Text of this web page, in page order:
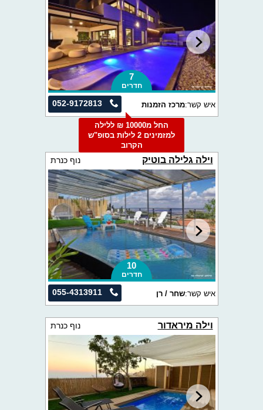
7
חדרים
052-9172813 איש קשר:מרכז הזמנות
החל מ10000 ₪ ללילה
למזמינים 2 לילות בסופ"ש
הקרוב
וילה גלילה בוטיק נוף כנרת
10
חדרים
055-4313911 איש קשר:שחר / רן
וילה מיראדור נוף כנרת